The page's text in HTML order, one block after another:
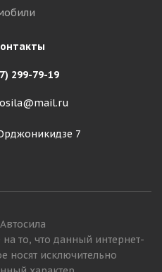
299-79-19
7
то, что данный интернет-
носят исключительно